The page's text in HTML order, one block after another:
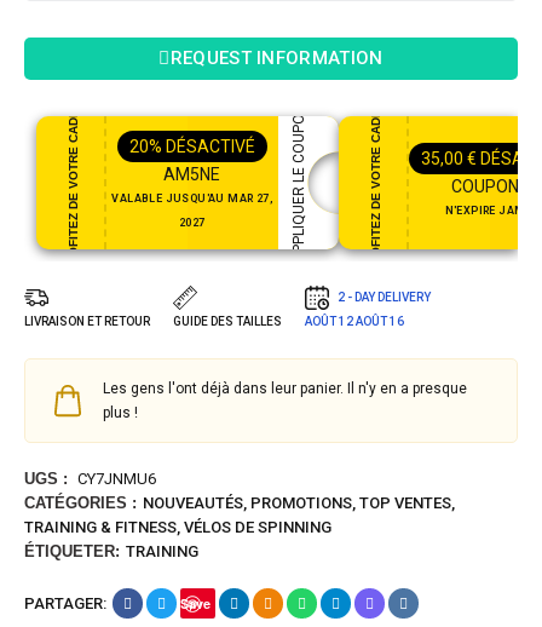
REQUEST INFORMATION
PROFITEZ DE VOTRE CADEAU 20% DÉSACTIVÉ
AM5NE
VALABLE JUSQU'AU MAR 27,
2027
APPLIQUER LE COUPON PROFITEZ DE VOTRE CADEAU 35,00 €
COUPON35
N'EXPIRE
LIVRAISON ET RETOUR GUIDE DES TAILLES
2 - DAY DELIVERY
AOÛT 12AOÛT 16
Les gens l'ont déjà dans leur panier. Il n'y en a presque
plus !
UGS : CY7JNMU6
CATÉGORIES : NOUVEAUTÉS, PROMOTIONS, TOP VENTES,
TRAINING & FITNESS, VÉLOS DE SPINNING
ÉTIQUETER: TRAINING
PARTAGER: Save